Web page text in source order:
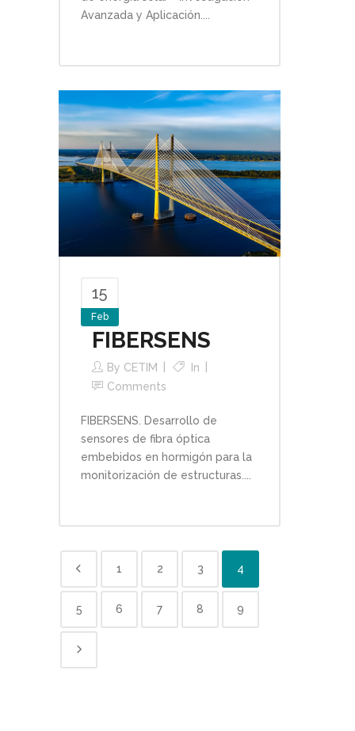
Avanzada y Aplicación....
15
Feb
FIBERSENS
By CETIM
In
Comments
FIBERSENS. Desarrollo de
sensores de fibra óptica
embebidos en hormigón para la
monitorización de estructuras....
1 2 3 4
5 6 7 8 9